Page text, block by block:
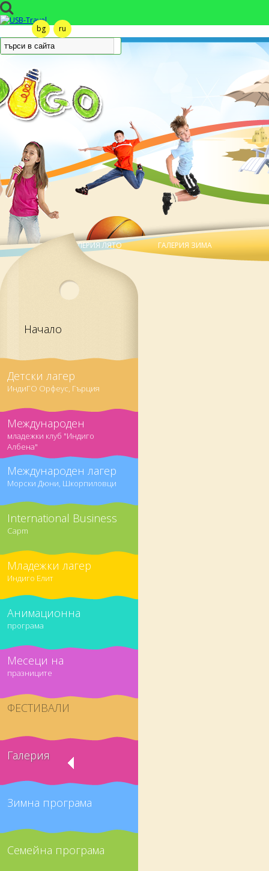
bg ru
ГАЛЕРИЯ ЛЯТО ГАЛЕРИЯ ЗИМА
Начало
Детски лагер
ИндиГО Орфеус, Гърция
Международен
младежки клуб "Индиго
Албена"
Международен лагер
Морски Дюни, Шкорпиловци
International Business
Capm
Младежки лагер
Индиго Елит
Анимационна
програма
Месеци на
празниците
ФЕСТИВАЛИ
Галерия
Зимна програма
Семейна програма